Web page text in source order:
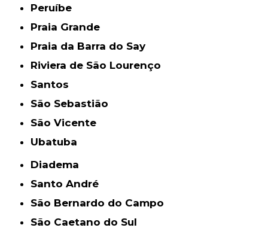
Peruíbe
Praia Grande
Praia da Barra do Say
Riviera de São Lourenço
Santos
São Sebastião
São Vicente
Ubatuba
Diadema
Santo André
São Bernardo do Campo
São Caetano do Sul